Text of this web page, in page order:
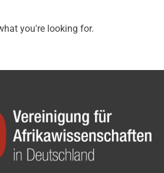
you're looking for.